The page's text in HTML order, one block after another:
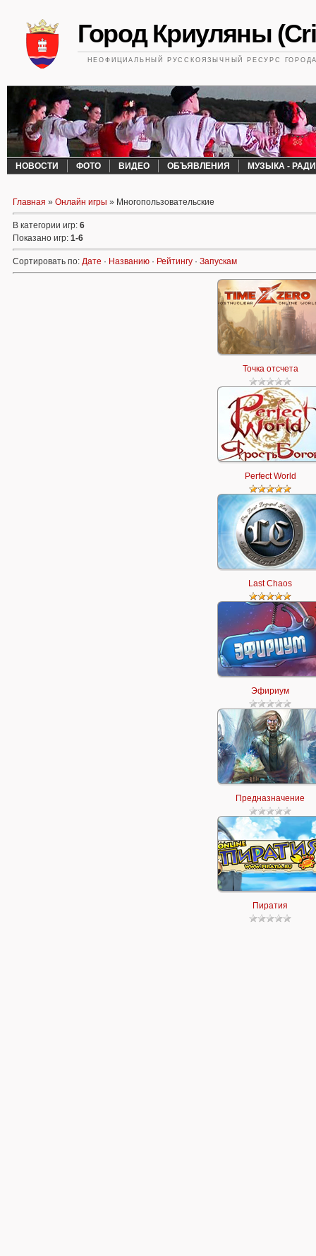
Город Криуляны
НЕОФИЦИАЛЬНЫЙ РУССКОЯЗЫЧНЫЙ РЕСУРС
НОВОСТИ ФОТО ВИДЕО ОБЪЯВЛЕНИЯ МУЗЫКА -
Главная » Онлайн игры » Многопользовательские
В категории игр: 6
Показано игр: 1-6
Сортировать по: Дате · Названию · Рейтингу · Запускам
Точка отсчета
Perfect World
Last Chaos
Эфириум
Предназначение
Пиратия